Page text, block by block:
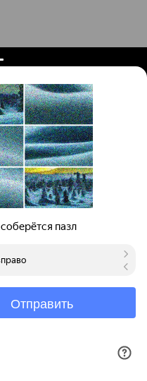
О проекте
Помощь
Карта сайта
запчастей,
права защищены